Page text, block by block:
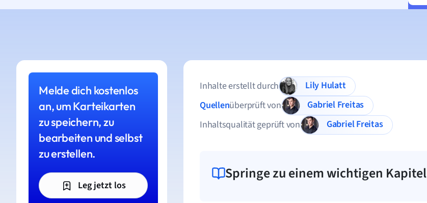
Melde dich kostenlos
an, um Karteikarten
zu speichern, zu
bearbeiten und selbst
zu erstellen.
Leg jetzt los
Inhalte erstellt durch
Lily Hulatt
Quellenüberprüft von
Gabriel Freitas
Inhaltsqualität geprüft von
Gabriel Freitas
Springe zu einem wichtigen Kapitel